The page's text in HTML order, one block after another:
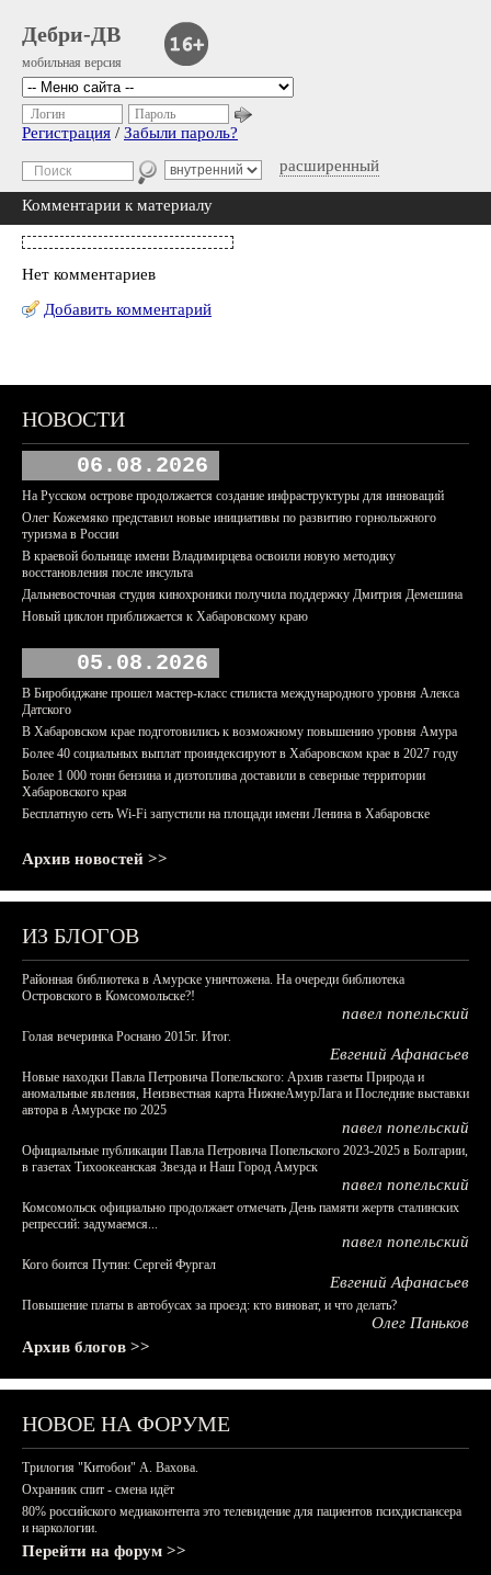
Дебри-ДВ
мобильная версия
расширенный
Логин Пароль
Регистрация / Забыли пароль?
Комментарии к материалу
Нет комментариев
Добавить комментарий
НОВОСТИ
06.08.2026
На Русском острове продолжается создание инфраструктуры для инноваций
Олег Кожемяко представил новые инициативы по развитию горнолыжного
туризма в России
В краевой больнице имени Владимирцева освоили новую методику
восстановления после инсульта
Дальневосточная студия кинохроники получила поддержку Дмитрия Демешина
Новый циклон приближается к Хабаровскому краю
05.08.2026
В Биробиджане прошел мастер-класс стилиста международного уровня Алекса
Датского
В Хабаровском крае подготовились к возможному повышению уровня Амура
Более 40 социальных выплат проиндексируют в Хабаровском крае в 2027 году
Более 1 000 тонн бензина и дизтоплива доставили в северные территории
Хабаровского края
Бесплатную сеть Wi-Fi запустили на площади имени Ленина в Хабаровске
Архив новостей >>
ИЗ БЛОГОВ
Районная библиотека в Амурске уничтожена. На очереди библиотека
Островского в Комсомольске?!
павел попельский
Голая вечеринка Роснано 2015г. Итог.
Евгений Афанасьев
Новые находки Павла Петровича Попельского: Архив газеты Природа и
аномальные явления, Неизвестная карта НижнеАмурЛага и Последние выставки
автора в Амурске по 2025
павел попельский
Официальные публикации Павла Петровича Попельского 2023-2025 в Болгарии,
в газетах Тихоокеанская Звезда и Наш Город Амурск
павел попельский
Комсомольск официально продолжает отмечать День памяти жертв сталинских
репрессий: задумаемся...
павел попельский
Кого боится Путин: Сергей Фургал
Евгений Афанасьев
Повышение платы в автобусах за проезд: кто виноват, и что делать?
Олег Паньков
Архив блогов >>
НОВОЕ НА ФОРУМЕ
Трилогия "Китобои" А. Вахова.
Охранник спит - смена идёт
80% российского медиаконтента это телевидение для пациентов психдиспансера
и наркологии.
Перейти на форум >>